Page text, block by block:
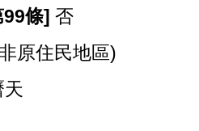
99條] 否
原住民地區)